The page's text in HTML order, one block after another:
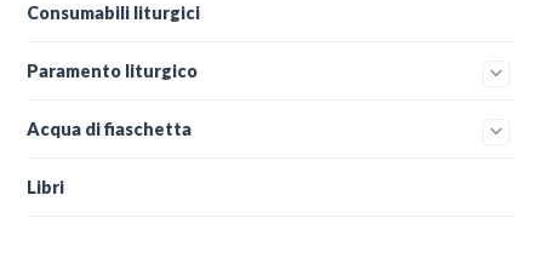
Consumabili liturgici
Paramento liturgico
Acqua di fiaschetta
Libri